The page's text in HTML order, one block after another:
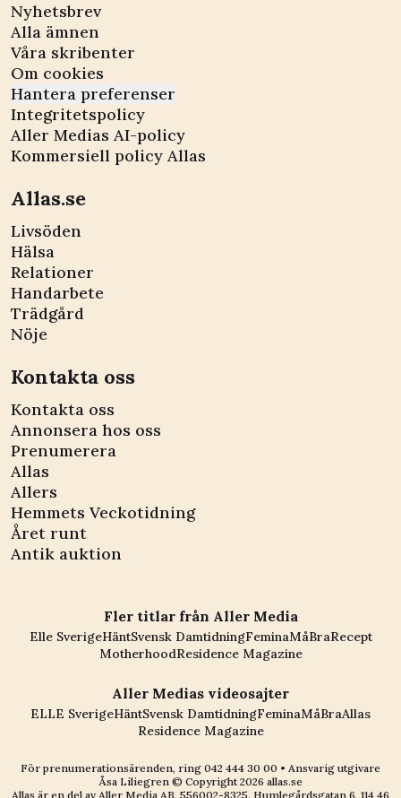
Nyhetsbrev
Alla ämnen
Våra skribenter
Om cookies
Hantera preferenser
Integritetspolicy
Aller Medias AI-policy
Kommersiell policy Allas
Allas.se
Livsöden
Hälsa
Relationer
Handarbete
Trädgård
Nöje
Kontakta oss
Kontakta oss
Annonsera hos oss
Prenumerera
Allas
Allers
Hemmets Veckotidning
Året runt
Antik auktion
Fler titlar från Aller Media
Elle SverigeHäntSvensk DamtidningFeminaMåBraRecept
MotherhoodResidence Magazine
Aller Medias videosajter
ELLE SverigeHäntSvensk DamtidningFeminaMåBraAllas
Residence Magazine
För prenumerationsärenden, ring 042 444 30 00 • Ansvarig utgivare
Åsa Liliegren © Copyright2026 allas.se
Allas är en del av Aller Media AB, 556002-8325. Humlegårdsgatan 6, 114 46